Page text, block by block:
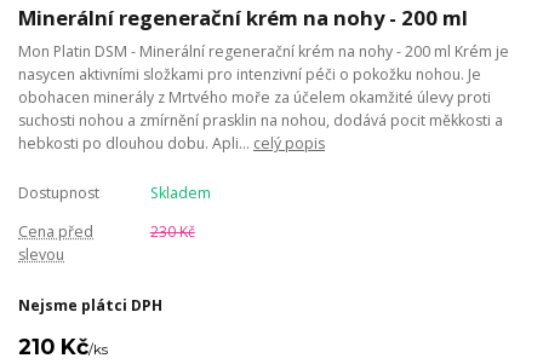
Minerální regenerační krém na nohy - 200 ml
Mon Platin DSM - Minerální regenerační krém na nohy - 200 ml Krém je
nasycen aktivními složkami pro intenzivní péči o pokožku nohou. Je
obohacen minerály z Mrtvého moře za účelem okamžité úlevy proti
suchosti nohou a zmírnění prasklin na nohou, dodává pocit měkkosti a
hebkosti po dlouhou dobu. Apli... celý popis
Dostupnost
Skladem
Cena před
slevou
230 Kč
Nejsme plátci DPH
210 Kč/ks